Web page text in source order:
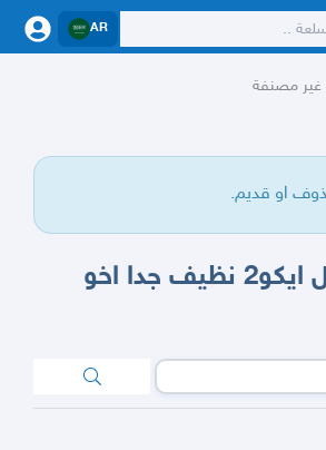
AR
غير مصنفة
او قديم.
جهاز فراكشنال ايكو2 نظيف جدا اخو